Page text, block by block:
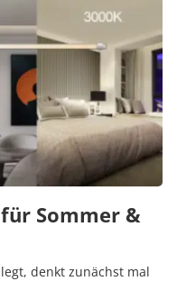
Sommer &
denkt zunächst mal